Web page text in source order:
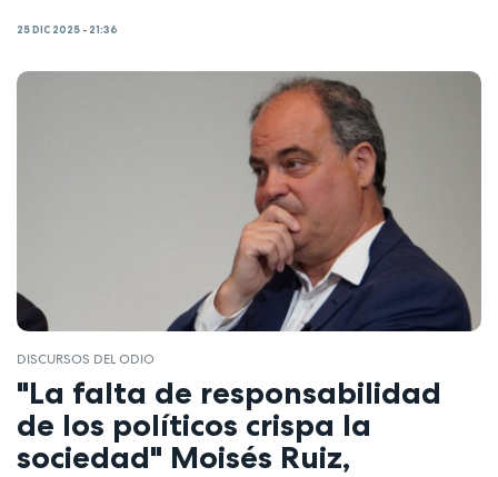
25 DIC 2025 - 21:36
DISCURSOS DEL ODIO
"La falta de responsabilidad
de los políticos crispa la
sociedad" Moisés Ruiz,